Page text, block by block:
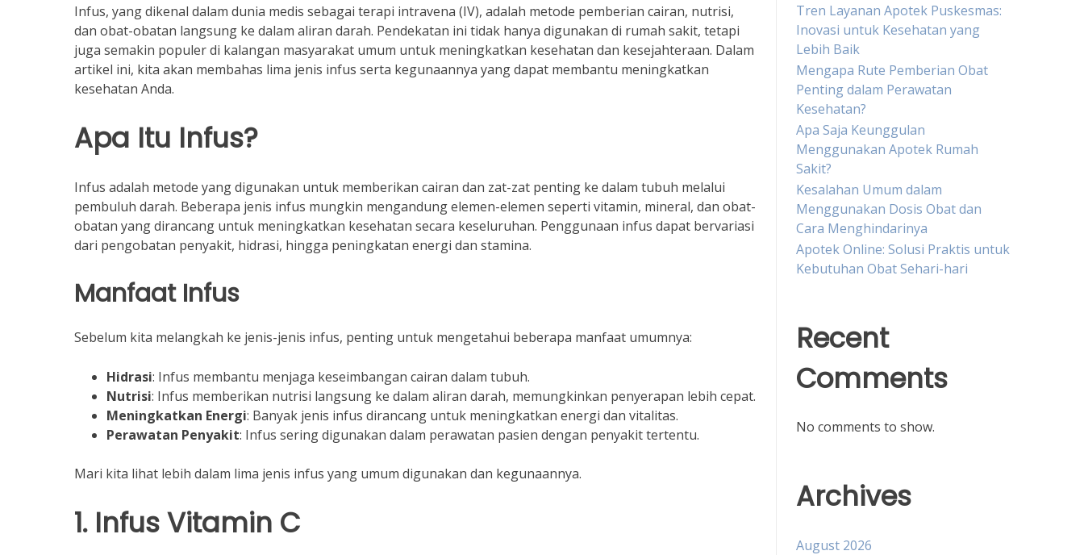
Infus, yang dikenal dalam dunia medis sebagai terapi intravena (IV), adalah metode pemberian cairan, nutrisi,
dan obat-obatan langsung ke dalam aliran darah. Pendekatan ini tidak hanya digunakan di rumah sakit, tetapi
juga semakin populer di kalangan masyarakat umum untuk meningkatkan kesehatan dan kesejahteraan. Dalam
artikel ini, kita akan membahas lima jenis infus serta kegunaannya yang dapat membantu meningkatkan
kesehatan Anda.
Apa Itu Infus?
Infus adalah metode yang digunakan untuk memberikan cairan dan zat-zat penting ke dalam tubuh melalui
pembuluh darah. Beberapa jenis infus mungkin mengandung elemen-elemen seperti vitamin, mineral, dan obat-
obatan yang dirancang untuk meningkatkan kesehatan secara keseluruhan. Penggunaan infus dapat bervariasi
dari pengobatan penyakit, hidrasi, hingga peningkatan energi dan stamina.
Manfaat Infus
Sebelum kita melangkah ke jenis-jenis infus, penting untuk mengetahui beberapa manfaat umumnya:
Hidrasi: Infus membantu menjaga keseimbangan cairan dalam tubuh.
Nutrisi: Infus memberikan nutrisi langsung ke dalam aliran darah, memungkinkan penyerapan lebih cepat.
Meningkatkan Energi: Banyak jenis infus dirancang untuk meningkatkan energi dan vitalitas.
Perawatan Penyakit: Infus sering digunakan dalam perawatan pasien dengan penyakit tertentu.
Mari kita lihat lebih dalam lima jenis infus yang umum digunakan dan kegunaannya.
1. Infus Vitamin C
Tren Layanan Apotek Puskesmas:
Inovasi untuk Kesehatan yang
Lebih Baik
Mengapa Rute Pemberian Obat
Penting dalam Perawatan
Kesehatan?
Apa Saja Keunggulan
Menggunakan Apotek Rumah
Sakit?
Kesalahan Umum dalam
Menggunakan Dosis Obat dan
Cara Menghindarinya
Apotek Online: Solusi Praktis untuk
Kebutuhan Obat Sehari-hari
Recent
Comments
No comments to show.
Archives
August 2026